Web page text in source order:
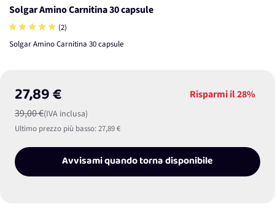
Solgar Amino Carnitina 30 capsule
(2)
Solgar Amino Carnitina 30 capsule
27,89 €
39,00 €(IVA inclusa)
Risparmi il28%
Ultimo prezzo più basso:27,89 €
Avvisami quando torna disponibile